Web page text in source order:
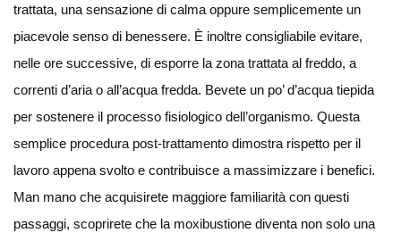
trattata, una sensazione di calma oppure semplicemente un
piacevole senso di benessere. È inoltre consigliabile evitare,
nelle ore successive, di esporre la zona trattata al freddo, a
correnti d’aria o all’acqua fredda. Bevete un po’ d’acqua tiepida
per sostenere il processo fisiologico dell’organismo. Questa
semplice procedura post-trattamento dimostra rispetto per il
lavoro appena svolto e contribuisce a massimizzare i benefici.
Man mano che acquisirete maggiore familiarità con questi
passaggi, scoprirete che la moxibustione diventa non solo una